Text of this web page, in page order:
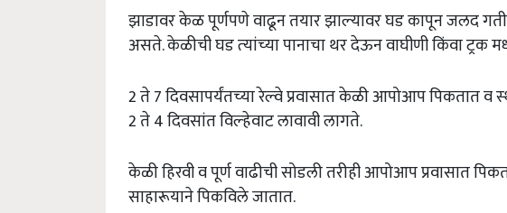
झाडावर केळ पूर्णपणे वाढून तयार झाल्‍यावर घड कापून जलद
असते. केळीची घड त्‍यांच्‍या पानाचा थर देऊन वाघीणी किंवा ट्रक
2 ते 7 दिवसापर्यंतच्‍या रेल्‍वे प्रवासात केळी आपोआप पिकतात व
2 ते 4 दिवसांत विल्‍हेवाट लावावी लागते.
केळी हिरवी व पूर्ण वाढीची सोडली तरीही आपोआप प्रवासात
साहारूयाने पिकविले जातात.